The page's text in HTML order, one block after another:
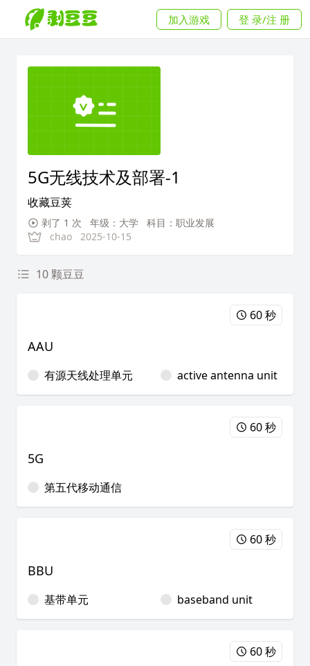
加入游戏 登 录/注 册
5G无线技术及部署-1
收藏豆荚
剥了 1 次 年级：大学
科目：职业发展
chao
2025-10-15
10 颗豆豆
60 秒
AAU
有源天线处理单元 active antenna unit
60 秒
5G
第五代移动通信
60 秒
BBU
基带单元 baseband unit
60 秒